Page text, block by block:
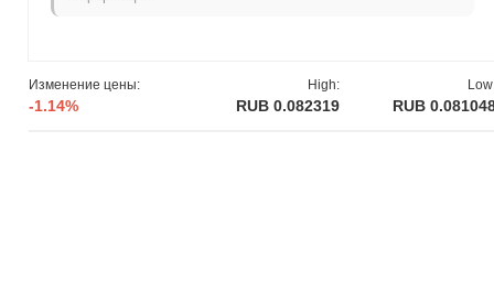
Изменение цены:
-1.14%
High:
RUB 0.082319 RUB
расширенные возможности стекинга, направленные на
образовательных вебинаров для повышения понимания и
принятия SolidCash. Кроме того, команда исследует